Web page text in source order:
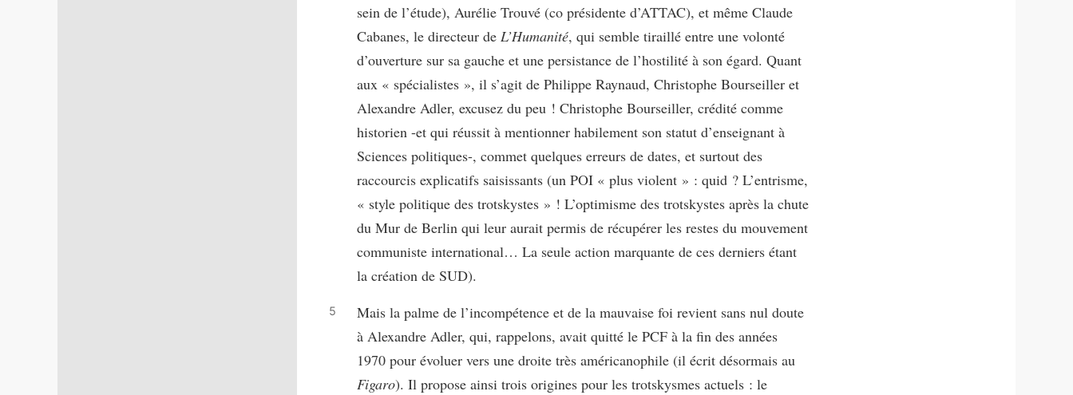
sein de l’étude), Aurélie Trouvé (co présidente d’ATTAC), et même Claude
Cabanes, le directeur de L’Humanité, qui semble tiraillé entre une volonté
d’ouverture sur sa gauche et une persistance de l’hostilité à son égard. Quant
aux « spécialistes », il s’agit de Philippe Raynaud, Christophe Bourseiller et
Alexandre Adler, excusez du peu ! Christophe Bourseiller, crédité comme
historien -et qui réussit à mentionner habilement son statut d’enseignant à
Sciences politiques-, commet quelques erreurs de dates, et surtout des
raccourcis explicatifs saisissants (un POI « plus violent » : quid ? L’entrisme,
« style politique des trotskystes » ! L’optimisme des trotskystes après la chute
du Mur de Berlin qui leur aurait permis de récupérer les restes du mouvement
communiste international… La seule action marquante de ces derniers étant
la création de SUD).
Mais la palme de l’incompétence et de la mauvaise foi revient sans nul doute
à Alexandre Adler, qui, rappelons, avait quitté le PCF à la fin des années
1970 pour évoluer vers une droite très américanophile (il écrit désormais au
Figaro). Il propose ainsi trois origines pour les trotskysmes actuels : le